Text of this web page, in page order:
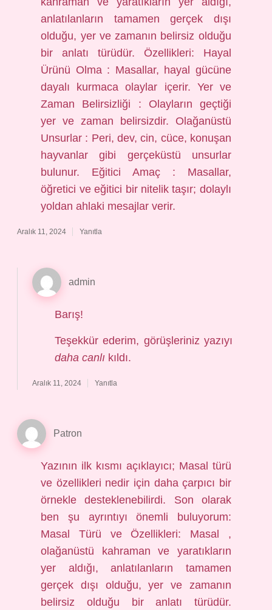
anlatılanların tamamen gerçek dışı
olduğu, yer ve zamanın belirsiz olduğu
bir anlatı türüdür. Özellikleri: Hayal
Ürünü Olma : Masallar, hayal gücüne
dayalı kurmaca olaylar içerir. Yer ve
Zaman Belirsizliği : Olayların geçtiği
yer ve zaman belirsizdir. Olağanüstü
Unsurlar : Peri, dev, cin, cüce, konuşan
hayvanlar gibi gerçeküstü unsurlar
bulunur. Eğitici Amaç : Masallar,
öğretici ve eğitici bir nitelik taşır; dolaylı
yoldan ahlaki mesajlar verir.
Aralık 11, 2024 Yanıtla
admin
Barış!
Teşekkür ederim, görüşleriniz yazıyı
daha canlı kıldı.
Aralık 11, 2024 Yanıtla
Patron
Yazının ilk kısmı açıklayıcı; Masal türü
ve özellikleri nedir için daha çarpıcı bir
örnekle desteklenebilirdi. Son olarak
ben şu ayrıntıyı önemli buluyorum:
Masal Türü ve Özellikleri: Masal ,
olağanüstü kahraman ve yaratıkların
yer aldığı, anlatılanların tamamen
gerçek dışı olduğu, yer ve zamanın
belirsiz olduğu bir anlatı türüdür.